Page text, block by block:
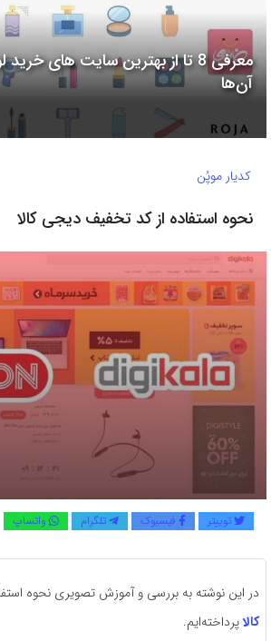
لینک
معرفی 8 تا از بهترین سایت های
آن‌ها
کدیار موپُن
نحوه استفاده از کد تخفیف دیجی کالا
توییتر فیسبوک تلگرام واتساپ
در این نوشته به بررسی و آموزش تصویری نحوه
کالاپرداخته‌ایم.